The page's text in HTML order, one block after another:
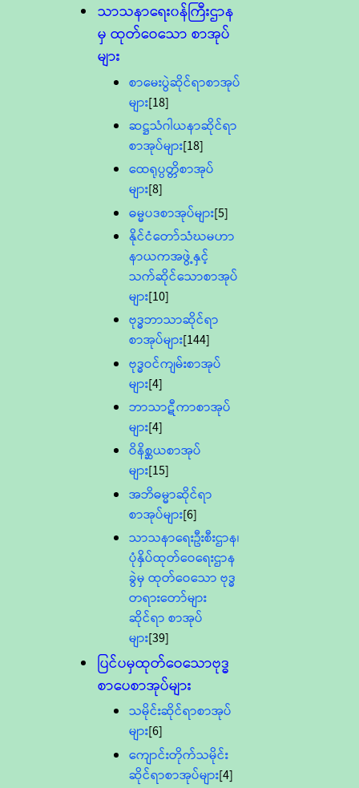
သာသနာရေး၀န်ကြီးဌာန
မှ ထုတ်ဝေသော စာအုပ်
များ
စာမေးပွဲဆိုင်ရာစာအုပ်
များ[18]
ဆဋ္ဌသံဂါယနာဆိုင်ရာ
စာအုပ်များ[18]
ထေရုပ္ပတ္တိစာအုပ်
များ[8]
ဓမ္မပဒစာအုပ်များ[5]
နိုင်ငံတော်သံဃမဟာ
နာယကအဖွဲ့နှင့်
သက်ဆိုင်သောစာအုပ်
များ[10]
ဗုဒ္ဓဘာသာဆိုင်ရာ
စာအုပ်များ[144]
ဗုဒ္ဓဝင်ကျမ်းစာအုပ်
များ[4]
ဘာသာဋီကာစာအုပ်
များ[4]
ဝိနိစ္ဆယစာအုပ်
များ[15]
အဘိဓမ္မာဆိုင်ရာ
စာအုပ်များ[6]
သာသနာရေးဦးစီးဌာန၊
ပုံနှိပ်ထုတ်ဝေရေးဌာန
ခွဲမှ ထုတ်ဝေသော ဗုဒ္ဓ
တရားတော်များ
ဆိုင်ရာ စာအုပ်
များ[39]
ပြင်ပမှထုတ်ဝေသောဗုဒ္ဓ
စာပေစာအုပ်များ
သမိုင်းဆိုင်ရာစာအုပ်
များ[6]
ကျောင်းတိုက်သမိုင်း
ဆိုင်ရာစာအုပ်များ[4]